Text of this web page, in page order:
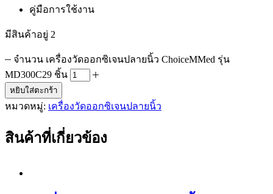
คู่มือการใช้งาน
มีสินค้าอยู่ 2
จำนวน เครื่องวัดออกซิเจนปลายนิ้ว ChoiceMMed รุ่น
MD300C29 ชิ้น
หยิบใส่ตะกร้า
หมวดหมู่: เครื่องวัดออกซิเจนปลายนิ้ว
สินค้าที่เกี่ยวข้อง